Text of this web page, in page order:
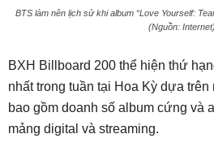
BTS làm nên lịch sử khi album “Love Yourself:
(Nguồn: Internet)
BXH Billboard 200 thể hiện thứ
nhất trong tuần tại Hoa Kỳ dựa
bao gồm doanh số album cứng và
mảng digital và streaming.